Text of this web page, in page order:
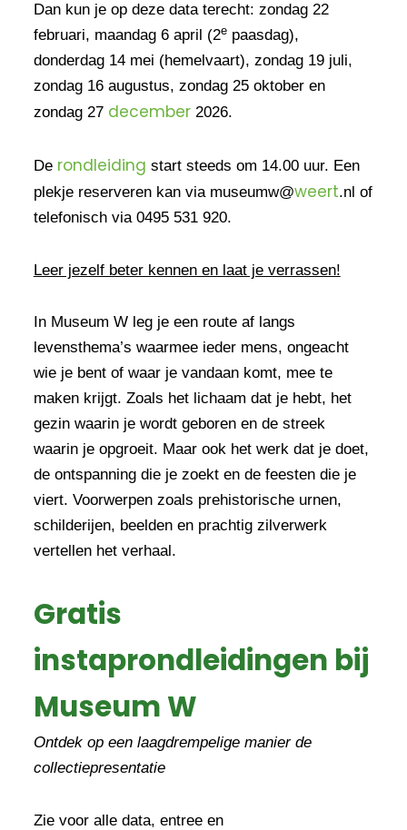
Dan kun je op deze data terecht: zondag 22
februari, maandag 6 april (2epaasdag),
donderdag 14 mei (hemelvaart), zondag 19 juli,
zondag 16 augustus, zondag 25 oktober en
zondag 27 december2026.
De rondleiding start steeds om 14.00 uur. Een
plekje reserveren kan via museumw@weert.nl of
telefonisch via 0495 531 920.
Leer jezelf beter kennen en laat je verrassen!
In Museum W leg je een route af langs
levensthema’s waarmee ieder mens, ongeacht
wie je bent of waar je vandaan komt, mee te
maken krijgt. Zoals het lichaam dat je hebt, het
gezin waarin je wordt geboren en de streek
waarin je opgroeit. Maar ook het werk dat je doet,
de ontspanning die je zoekt en de feesten die je
viert. Voorwerpen zoals prehistorische urnen,
schilderijen, beelden en prachtig zilverwerk
vertellen het verhaal.
Gratis
instaprondleidingen bij
Museum W
Ontdek op een laagdrempelige manier de
collectiepresentatie
Zie voor alle data, entree en